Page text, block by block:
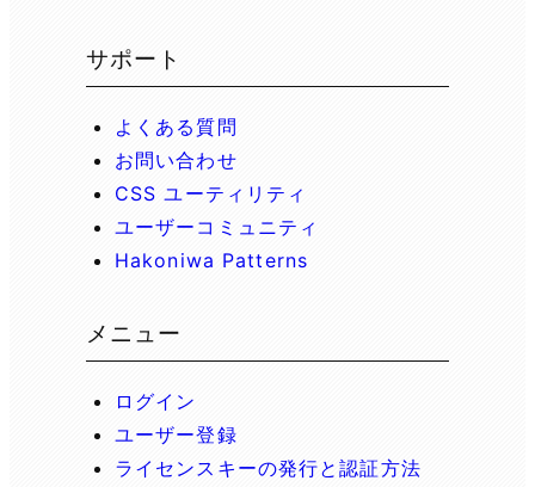
サポート
よくある質問
お問い合わせ
CSS ユーティリティ
ユーザーコミュニティ
Hakoniwa Patterns
メニュー
ログイン
ユーザー登録
ライセンスキーの発行と認証方法